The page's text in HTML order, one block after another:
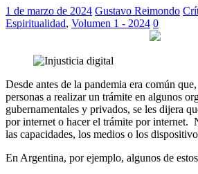
1 de marzo de 2024 Gustavo Reimondo
Espiritualidad, Volumen 1 - 2024 0
Desde antes de la pandemia era común
personas a realizar un trámite en algunos
gubernamentales y privados, se les dijera
por internet o hacer el trámite por internet.
las capacidades, los medios o los
En Argentina, por ejemplo, algunos de